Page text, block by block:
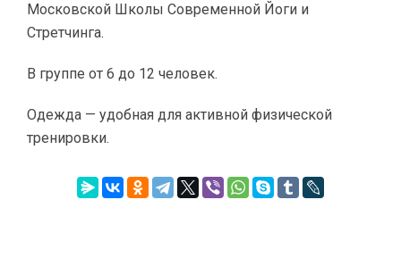
Московской Школы Современной Йоги и
Стретчинга.
В группе от 6 до 12 человек.
Одежда — удобная для активной физической
тренировки.